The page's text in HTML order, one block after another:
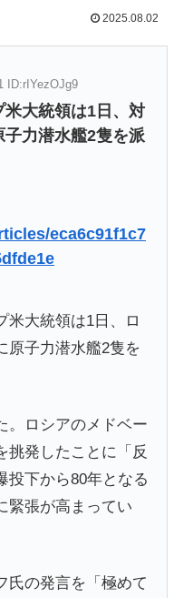
2025.08.02
ID:rIYezOJg9
米大統領は1日、対
子力潜水艦2隻を派
eca6c91f1c7
大統領は1日、ロ
原子力潜水艦2隻を
。ロシアのメドベー
挑発したことに「反
投下から80年となる
緊張が高まってい
の発言を「極めて